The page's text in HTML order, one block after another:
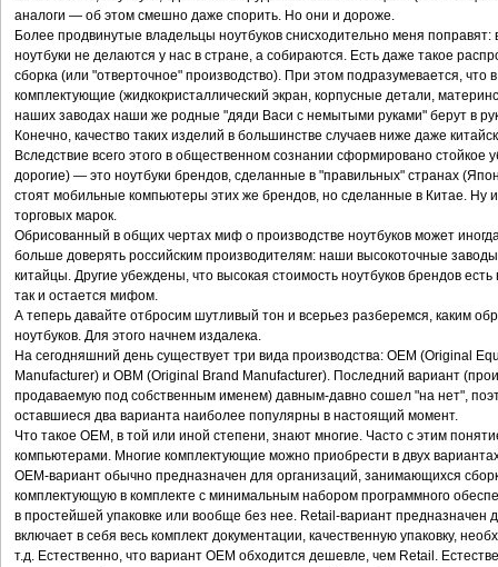
аналоги — об этом смешно даже спорить. Но они и дороже.
Более продвинутые владельцы ноутбуков снисходительно меня поправят:
ноутбуки не делаются у нас в стране, а собираются. Есть даже такое
сборка (или "отверточное" производство). При этом подразумевается, что
комплектующие (жидкокристаллический экран, корпусные детали,
наших заводах наши же родные "дяди Васи с немытыми руками" берут в
Конечно, качество таких изделий в большинстве случаев ниже даже
Вследствие всего этого в общественном сознании сформировано
дорогие) — это ноутбуки брендов, сделанные в "правильных" странах
стоят мобильные компьютеры этих же брендов, но сделанные в Китае. Ну
торговых марок.
Обрисованный в общих чертах миф о производстве ноутбуков может
больше доверять российским производителям: наши высокоточные
китайцы. Другие убеждены, что высокая стоимость ноутбуков брендов
так и остается мифом.
А теперь давайте отбросим шутливый тон и всерьез разберемся, каким
ноутбуков. Для этого начнем издалека.
На сегодняшний день существует три вида производства: OEM (Original
Manufacturer) и OBM (Original Brand Manufacturer). Последний вариант
продаваемую под собственным именем) давным-давно сошел "на нет",
оставшиеся два варианта наиболее популярны в настоящий момент.
Что такое OEM, в той или иной степени, знают многие. Часто с этим
компьютерами. Многие комплектующие можно приобрести в двух
OEM-вариант обычно предназначен для организаций, занимающихся
комплектующую в комплекте с минимальным набором программного
в простейшей упаковке или вообще без нее. Retail-вариант предназначен
включает в себя весь комплект документации, качественную упаковку,
т.д. Естественно, что вариант OEM обходится дешевле, чем Retail.